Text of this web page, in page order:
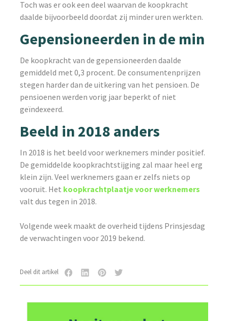
Toch was er ook een deel waarvan de koopkracht
daalde bijvoorbeeld doordat zij minder uren werkten.
Gepensioneerden in de min
De koopkracht van de gepensioneerden daalde
gemiddeld met 0,3 procent. De consumentenprijzen
stegen harder dan de uitkering van het pensioen. De
pensioenen werden vorig jaar beperkt of niet
geïndexeerd.
Beeld in 2018 anders
In 2018 is het beeld voor werknemers minder positief.
De gemiddelde koopkrachtstijging zal maar heel erg
klein zijn. Veel werknemers gaan er zelfs niets op
vooruit. Het koopkrachtplaatje voor werknemers
valt dus tegen in 2018.
Volgende week maakt de overheid tijdens Prinsjesdag
de verwachtingen voor 2019 bekend.
Deel dit artikel